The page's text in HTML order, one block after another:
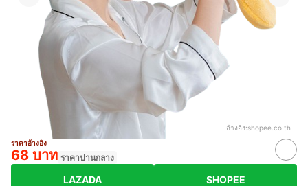
อ้างอิง:shopee.co.th
ราคาอ้างอิง
68 บาท ราคาปานกลาง
LAZADA SHOPEE